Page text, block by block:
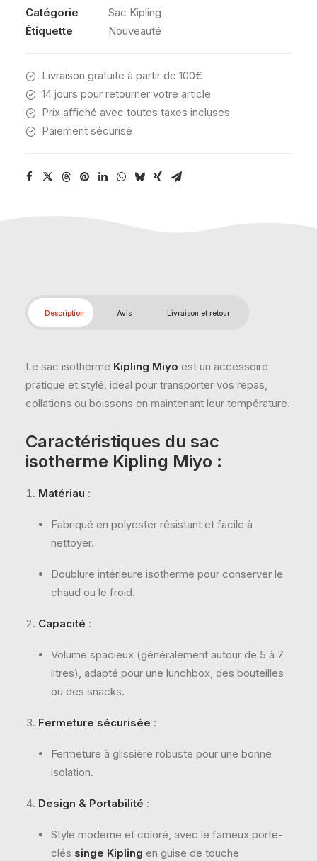
Catégorie
Sac Kipling
Étiquette
Nouveauté
Livraison gratuite à partir de 100€
14 jours pour retourner votre article
Prix affiché avec toutes taxes incluses
Paiement sécurisé
Description Avis Livraison et retour
Le sac isotherme Kipling Miyo est un accessoire
pratique et stylé, idéal pour transporter vos repas,
collations ou boissons en maintenant leur température.
Caractéristiques du sac
isotherme Kipling Miyo :
Matériau :
Fabriqué en polyester résistant et facile à
nettoyer.
Doublure intérieure isotherme pour conserver le
chaud ou le froid.
Capacité :
Volume spacieux (généralement autour de 5 à 7
litres), adapté pour une lunchbox, des bouteilles
ou des snacks.
Fermeture sécurisée :
Fermeture à glissière robuste pour une bonne
isolation.
Design & Portabilité :
Style moderne et coloré, avec le fameux porte-
clés singe Kipling en guise de touche